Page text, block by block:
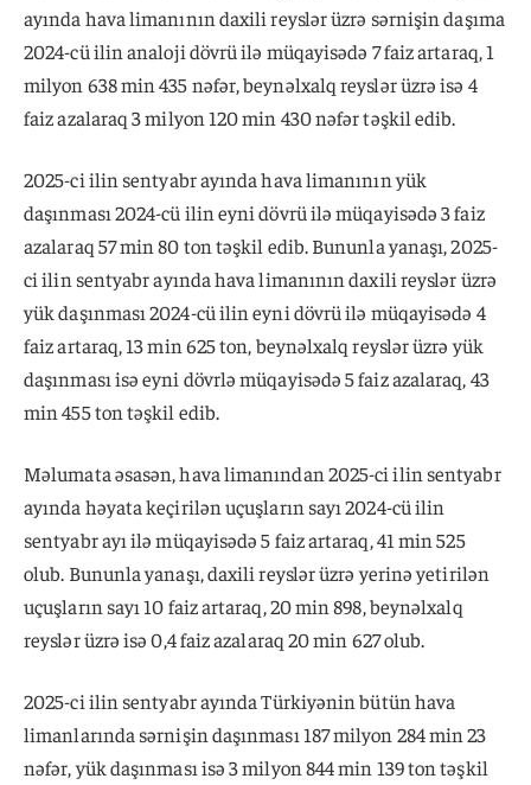
ayında hava limanının daxili reyslər üzrə sərnişin daşıma
2024-cü ilin analoji dövrü ilə müqayisədə 7 faiz artaraq, 1
milyon 638 min 435 nəfər, beynəlxalq reyslər üzrə isə 4
faiz azalaraq 3 milyon 120 min 430 nəfər təşkil edib.
2025-ci ilin sentyabr ayında hava limanının yük
daşınması 2024-cü ilin eyni dövrü ilə müqayisədə 3 faiz
azalaraq 57 min 80 ton təşkil edib. Bununla yanaşı, 2025-
ci ilin sentyabr ayında hava limanının daxili reyslər üzrə
yük daşınması 2024-cü ilin eyni dövrü ilə müqayisədə 4
faiz artaraq, 13 min 625 ton, beynəlxalq reyslər üzrə yük
daşınması isə eyni dövrlə müqayisədə 5 faiz azalaraq, 43
min 455 ton təşkil edib.
Məlumata əsasən, hava limanından 2025-ci ilin sentyabr
ayında həyata keçirilən uçuşların sayı 2024-cü ilin
sentyabr ayı ilə müqayisədə 5 faiz artaraq, 41 min 525
olub. Bununla yanaşı, daxili reyslər üzrə yerinə yetirilən
uçuşların sayı 10 faiz artaraq, 20 min 898, beynəlxalq
reyslər üzrə isə 0,4 faiz azalaraq 20 min 627 olub.
2025-ci ilin sentyabr ayında Türkiyənin bütün hava
limanlarında sərnişin daşınması 187 milyon 284 min 23
nəfər, yük daşınması isə 3 milyon 844 min 139 ton təşkil